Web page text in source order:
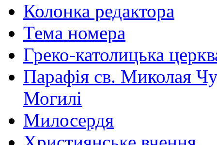
Колонка редактора
Тема номера
Греко-католицька
Парафія св. Миколая
Могилі
Милосердя